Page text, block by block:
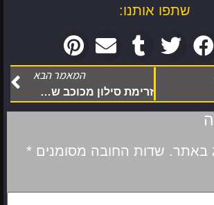
שתפו אותנו:
המאמר הבא
זרימת סילון מכוכב שמתהווה
באתר. שדות החובה מסומנים *